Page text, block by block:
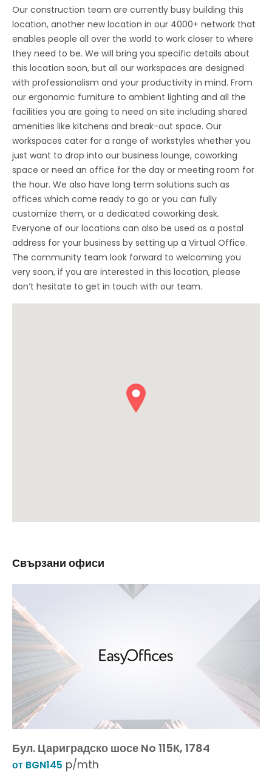
Our construction team are currently busy building this
location, another new location in our 4000+ network that
enables people all over the world to work closer to where
they need to be. We will bring you specific details about
this location soon, but all our workspaces are designed
with professionalism and your productivity in mind. From
our ergonomic furniture to ambient lighting and all the
facilities you are going to need on site including shared
amenities like kitchens and break-out space. Our
workspaces cater for a range of workstyles whether you
just want to drop into our business lounge, coworking
space or need an office for the day or meeting room for
the hour. We also have long term solutions such as
offices which come ready to go or you can fully
customize them, or a dedicated coworking desk.
Everyone of our locations can also be used as a postal
address for your business by setting up a Virtual Office.
The community team look forward to welcoming you
very soon, if you are interested in this location, please
don’t hesitate to get in touch with our team.
Свързани офиси
Бул. Цариградско шосе No 115К, 1784
от BGN145 p/mth